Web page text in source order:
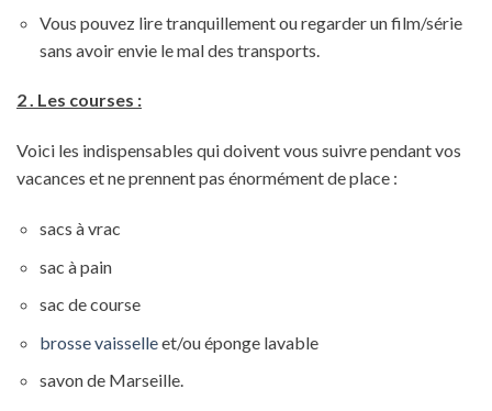
Vous pouvez lire tranquillement ou regarder un film/série
sans avoir envie le mal des transports.
2 . Les courses :
Voici les indispensables qui doivent vous suivre pendant vos
vacances et ne prennent pas énormément de place :
sacs à vrac
sac à pain
sac de course
brosse vaisselleet/ou éponge lavable
savon de Marseille.